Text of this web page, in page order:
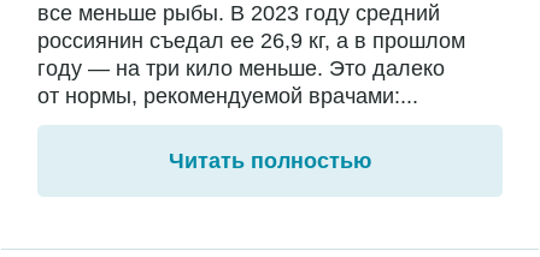
все меньше рыбы. В 2023 году средний
россиянин съедал ее 26,9 кг, а в прошлом
году — на три кило меньше. Это далеко
от нормы, рекомендуемой врачами:...
Читать полностью